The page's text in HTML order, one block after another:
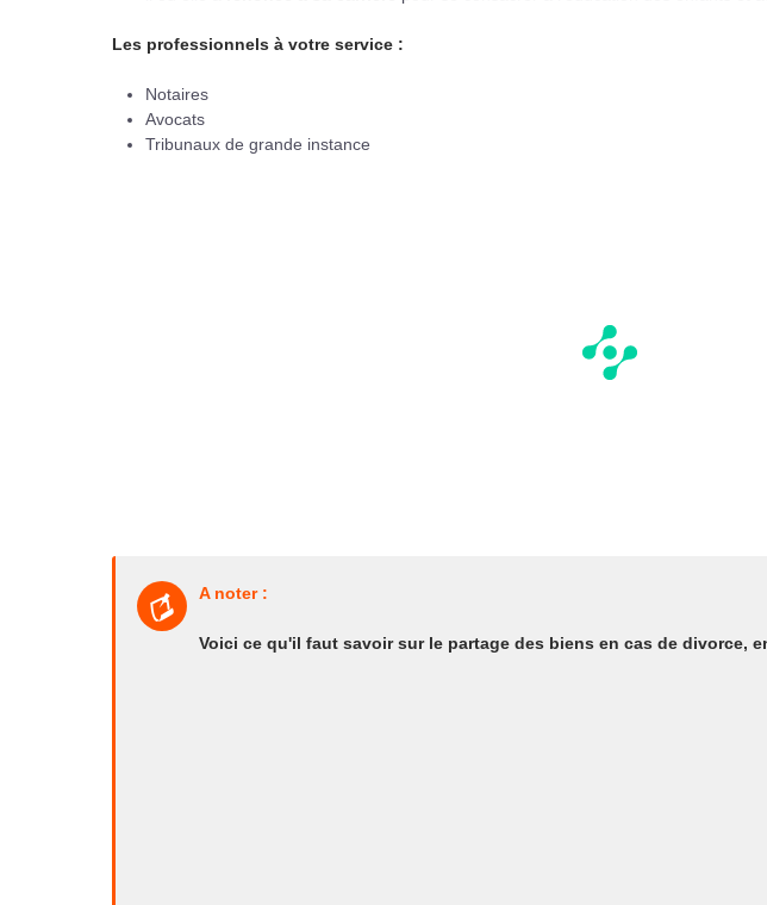
Les professionnels à votre service :
Notaires
Avocats
Tribunaux de grande instance
A noter :
Voici ce qu'il faut savoir sur le partage des biens en cas de divorce,